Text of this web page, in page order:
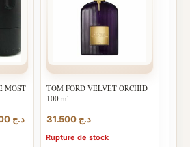
MOST
د.جPlage
TOM FORD VELVET ORCHID
100 ml
د.ج 31.500
Rupture de stock